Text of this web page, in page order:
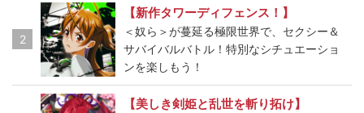
2
【新作タワーディフェンス！】
＜奴ら＞が蔓延る極限世界で、セクシー＆
サバイバルバトル！特別なシチュエーショ
ンを楽しもう！
【美しき剣姫と乱世を斬り拓け】